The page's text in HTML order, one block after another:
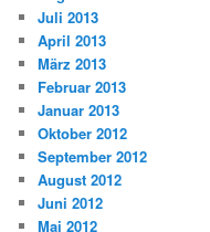
Juli 2013
April 2013
März 2013
Februar 2013
Januar 2013
Oktober 2012
September 2012
August 2012
Juni 2012
Mai 2012